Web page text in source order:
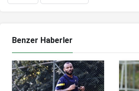
Benzer Haberler